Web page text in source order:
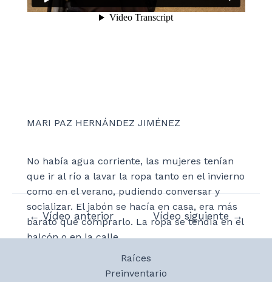
MARI PAZ HERNÁNDEZ JIMÉNEZ
No había agua corriente, las mujeres tenían
que ir al río a lavar la ropa tanto en el invierno
como en el verano, pudiendo conversar y
socializar. El jabón se hacía en casa, era más
barato que comprarlo. La ropa se tendía en el
balcón o en la calle.
Navegación
← Vídeo anterior Vídeo siguiente →
Raíces
Preinventario